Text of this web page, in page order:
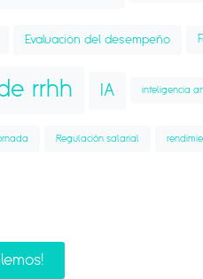
Evaluación del desempeño
rrhh IA inteligencia
Regulación salarial